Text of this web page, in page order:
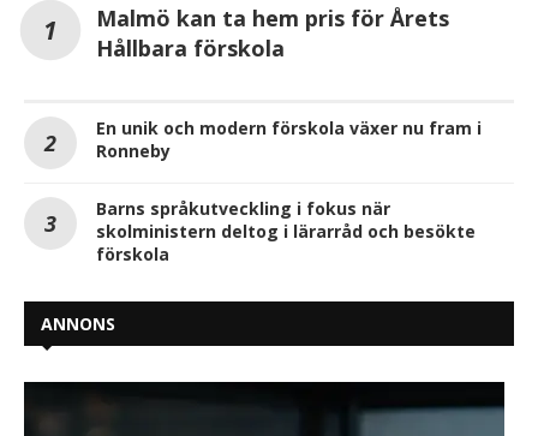
Malmö kan ta hem pris för Årets
Hållbara förskola
En unik och modern förskola växer nu fram i
Ronneby
Barns språkutveckling i fokus när
skolministern deltog i lärarråd och besökte
förskola
ANNONS